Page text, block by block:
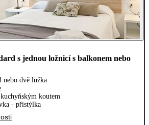
s jednou ložnicí s balkonem nebo
nebo dvě lůžka
koutem
- přistýlka